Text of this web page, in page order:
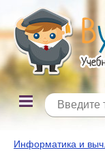
Информатика и